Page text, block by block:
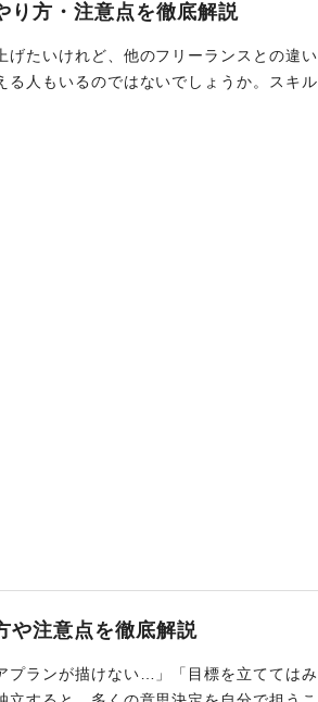
り方・注意点を徹底解説
たいけれど、他のフリーランスとの違
人もいるのではないでしょうか。スキ
アプローチが不可欠です。本記事では
ディング戦略について解説します。
や注意点を徹底解説
プランが描けない…」「目標を立てては